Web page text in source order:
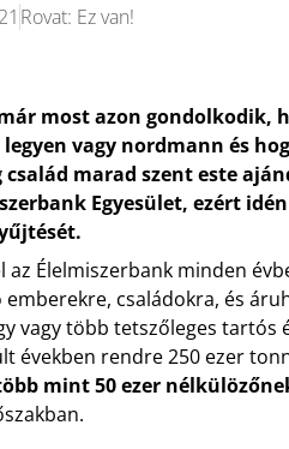
Rovat: Ez van!
most azon gondolkodik,
vagy nordmann és
család marad szent este
Egyesület, ezért
az Élelmiszerbank minden
családokra, és
vagy több tetszőleges tartós
években rendre 250 ezer
mint 50 ezer